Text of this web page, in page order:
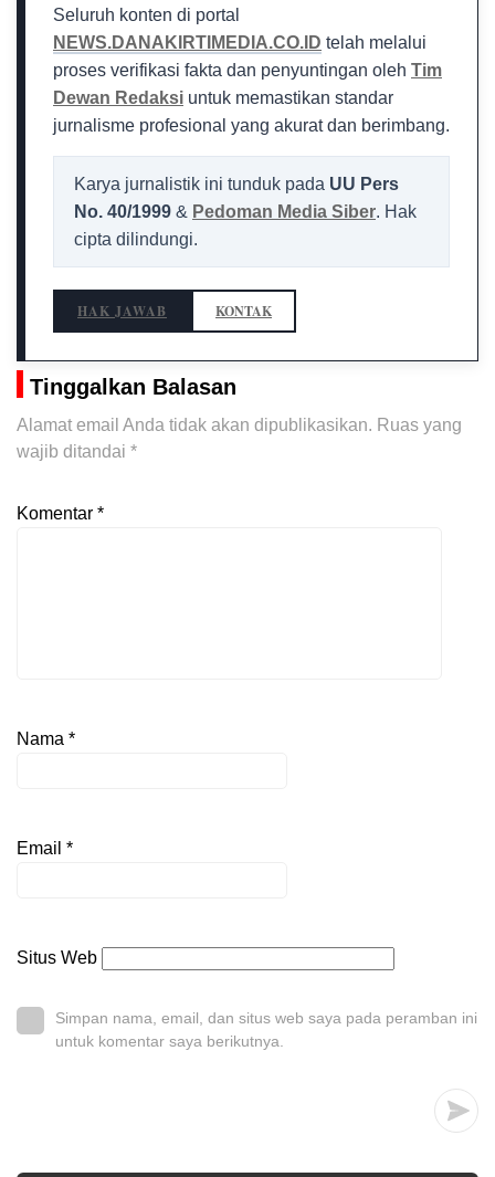
Seluruh konten di portal
NEWS.DANAKIRTIMEDIA.CO.ID telah melalui
proses verifikasi fakta dan penyuntingan oleh Tim
Dewan Redaksi untuk memastikan standar
jurnalisme profesional yang akurat dan berimbang.
Karya jurnalistik ini tunduk pada UU Pers
No. 40/1999 & Pedoman Media Siber. Hak
cipta dilindungi.
HAK JAWAB KONTAK
Tinggalkan Balasan
Alamat email Anda tidak akan dipublikasikan. Ruas yang
wajib ditandai *
Komentar *
Nama *
Email *
Situs Web
Simpan nama, email, dan situs web saya pada peramban ini
untuk komentar saya berikutnya.